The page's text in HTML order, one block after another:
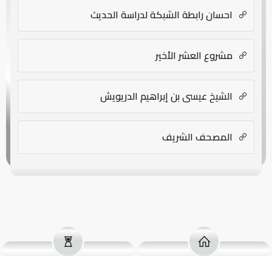
احسان رابطة الشبكة لدراسة الحديث
مشروع العشر الأخير
الشيخ عيسى بن إبراهيم الدريويش
المصحف الشريف